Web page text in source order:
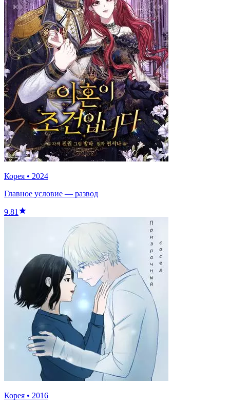
Корея • 2024
Главное условие — развод
9.81
Корея • 2016